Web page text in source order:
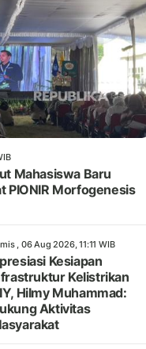
Mahasiswa Baru
PIONIR Morfogenesis
, 06 Aug 2026, 11:11 WIB
Kesiapan
Kelistrikan
Hilmy Muhammad:
Aktivitas